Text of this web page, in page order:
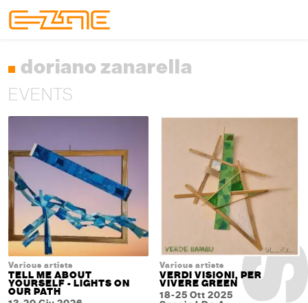
doriano zanarella
EVENTS
Various artists
TELL ME ABOUT
YOURSELF - LIGHTS ON
OUR PATH
Various artists
VERDI VISIONI, PER
VIVERE GREEN
18-25 Ott 2025